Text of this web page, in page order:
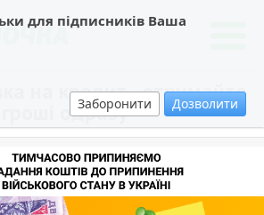
для підписників Ваша
Заборонити Дозволити
на кредит - отримайте
гроші одразу